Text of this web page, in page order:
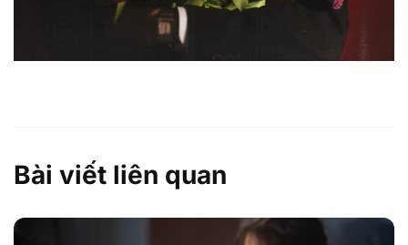
Bài viết liên quan